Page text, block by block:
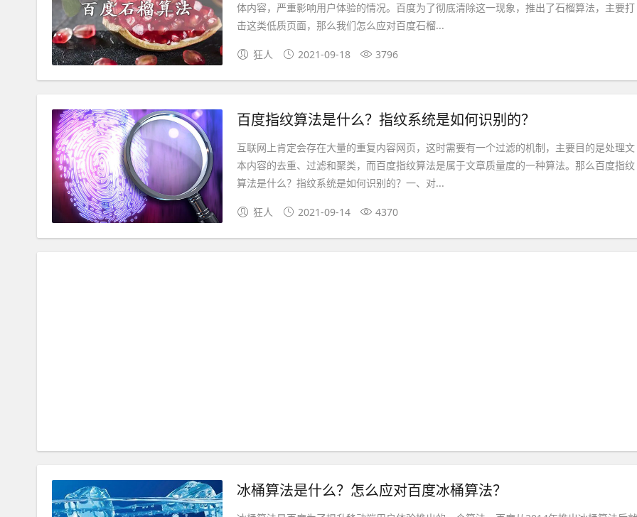
体内容，严重影响用户体验的情况。百度为了彻底清除这一现象，推出了石榴算法，主要打
击这类低质页面，那么我们怎么应对百度石榴...
狂人 2021-09-18 3796
百度指纹算法是什么？指纹系统是如何识别的？
互联网上肯定会存在大量的重复内容网页，这时需要有一个过滤的机制，主要目的是处理文
本内容的去重、过滤和聚类，而百度指纹算法是属于文章质量度的一种算法。那么百度指纹
算法是什么？指纹系统是如何识别的？一、对...
狂人 2021-09-14 4370
冰桶算法是什么？怎么应对百度冰桶算法？